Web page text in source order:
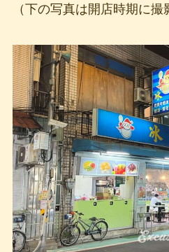
（下の写真は開店時期に撮